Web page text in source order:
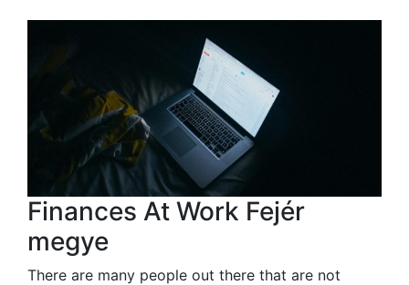
Finances At Work Fejér
megye
There are many people out there that are not